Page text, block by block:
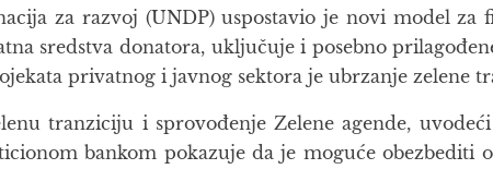
za razvoj (UNDP) uspostavio je novi model za
sredstva donatora, uključuje i posebno
privatnog i javnog sektora je ubrzanje zelene
tranziciju i sprovođenje Zelene agende,
bankom pokazuje da je moguće